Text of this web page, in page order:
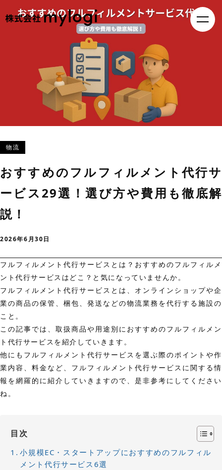
物流
おすすめのフルフィルメント代行サ
ービス29選！選び方や費用も徹底解
説！
2026年6月30日
フルフィルメント代行サービスとは？おすすめのフルフィルメ
ント代行サービスはどこ？と気になっていませんか。
フルフィルメント代行サービスとは、オンラインショップや企
業の商品の保管、梱包、発送などの物流業務を代行する施設の
こと。
この記事では、取扱商品や用途別におすすめのフルフィルメン
ト代行サービスを紹介していきます。
他にもフルフィルメント代行サービスを選ぶ際のポイントや作
業内容、料金など、フルフィルメント代行サービスに関する情
報を網羅的に紹介していきますので、是非参考にしてください
ね。
目次
小規模EC・スタートアップにおすすめのフルフィル
メント代行サービス6選